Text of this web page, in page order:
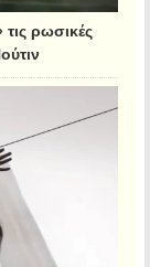
ρωσικές